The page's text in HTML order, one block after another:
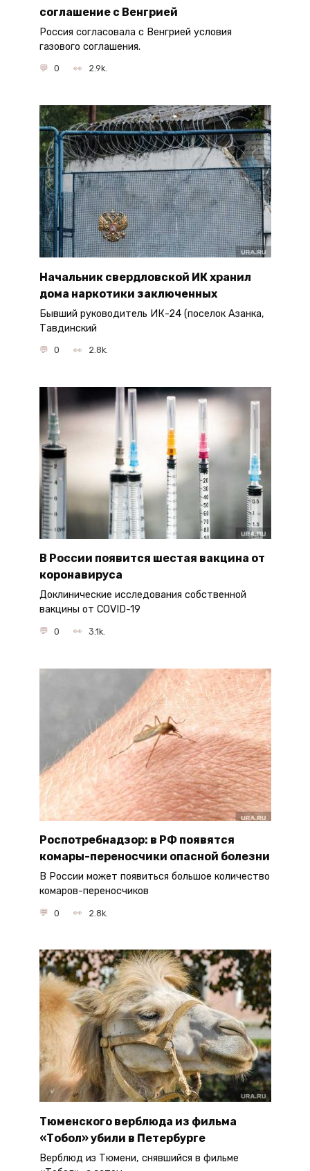
соглашение с Венгрией
Россия согласовала с Венгрией условия
газового соглашения.
0 2.9k.
Начальник свердловской ИК хранил
дома наркотики заключенных
Бывший руководитель ИК-24 (поселок Азанка,
Тавдинский
0 2.8k.
В России появится шестая вакцина от
коронавируса
Доклинические исследования собственной
вакцины от COVID-19
0 3.1k.
Роспотребнадзор: в РФ появятся
комары-переносчики опасной болезни
В России может появиться большое количество
комаров-переносчиков
0 2.8k.
Тюменского верблюда из фильма
«Тобол» убили в Петербурге
Верблюд из Тюмени, снявшийся в фильме